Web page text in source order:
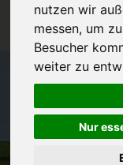
nutzen wir
messen, um
Besucher
weiter zu
Nur